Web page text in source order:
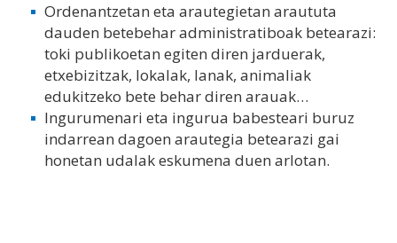
Ordenantzetan eta arautegietan araututa
dauden betebehar administratiboak betearazi:
toki publikoetan egiten diren jarduerak,
etxebizitzak, lokalak, lanak, animaliak
edukitzeko bete behar diren arauak…
Ingurumenari eta ingurua babesteari buruz
indarrean dagoen arautegia betearazi gai
honetan udalak eskumena duen arlotan.